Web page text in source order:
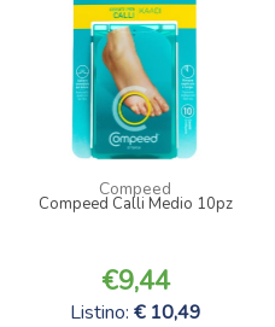
Compeed
Compeed Calli Medio 10pz
9,44
Listino: 10,49